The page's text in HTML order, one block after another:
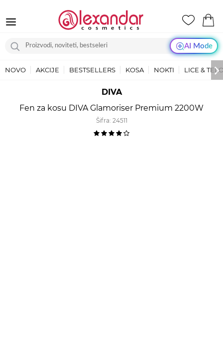
AI Mode
NOVO AKCIJE BESTSELLERS KOSA NOKTI LICE &
DIVA
Fen za kosu DIVA Glamoriser Premium 2200W
Šifra: 24511